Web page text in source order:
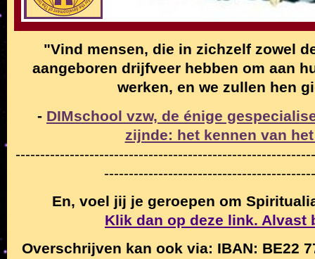
"Vind mensen, die in zichzelf zowel
aangeboren drijfveer hebben om aan
werken, en we zullen hen
- DIMschool vzw, de énige
zijnde: het kennen van
En, voel jij je geroepen om
Klik dan op deze link. Alvast
Overschrijven kan ook via: IBAN: BE22